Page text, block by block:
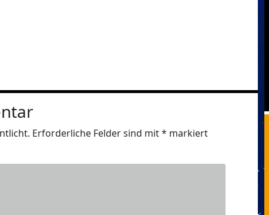
Erforderliche Felder sind mit* markiert